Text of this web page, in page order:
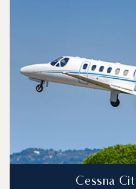
Cessna